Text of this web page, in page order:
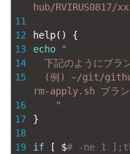
11
12
13
14
15
16
17
18
19
hub/RVIRUS0817/
help( )
{
echo
"
下記のようにブラ
(例) ~/git/
rm-apply.sh ブラン
"
}
if [ $# -ne 1